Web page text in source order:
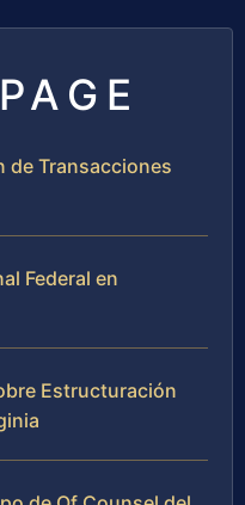
de Transacciones
Federal en
Estructuración